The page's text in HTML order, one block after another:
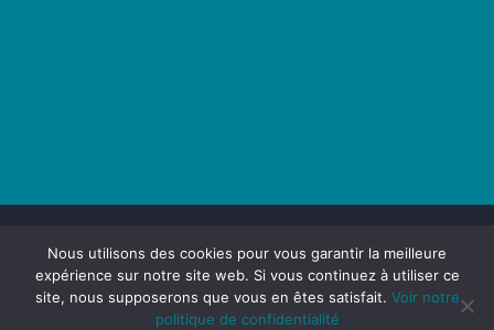
Maison du Transport - 2025 -Politique de confidentialité -
Nous utilisons des cookies pour vous garantir la meilleure
expérience sur notre site web. Si vous continuez à utiliser ce
site, nous supposerons que vous en êtes satisfait. Voir notre
politique de confidentialité